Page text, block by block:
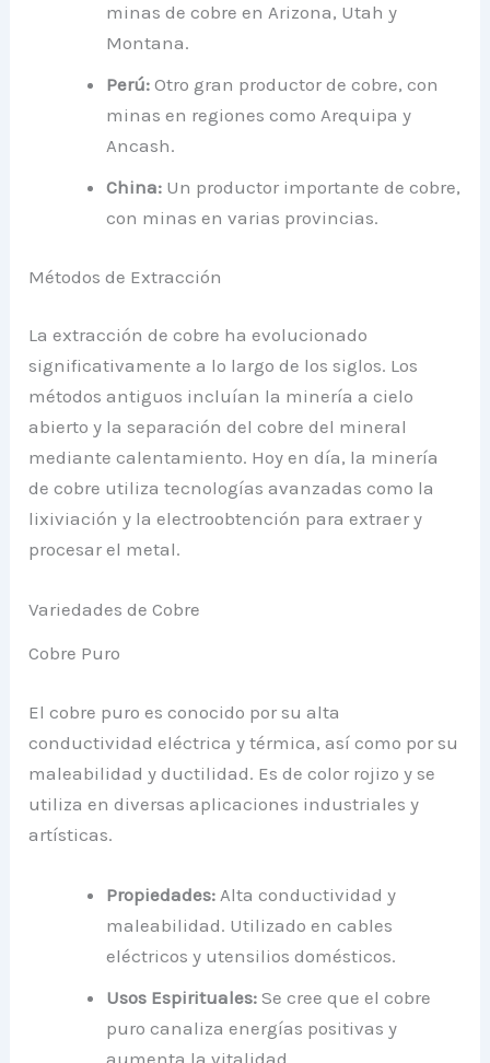
minas de cobre en Arizona, Utah y
Montana.
Perú: Otro gran productor de cobre, con
minas en regiones como Arequipa y
Ancash.
China: Un productor importante de cobre,
con minas en varias provincias.
Métodos de Extracción
La extracción de cobre ha evolucionado
significativamente a lo largo de los siglos. Los
métodos antiguos incluían la minería a cielo
abierto y la separación del cobre del mineral
mediante calentamiento. Hoy en día, la minería
de cobre utiliza tecnologías avanzadas como la
lixiviación y la electroobtención para extraer y
procesar el metal.
Variedades de Cobre
Cobre Puro
El cobre puro es conocido por su alta
conductividad eléctrica y térmica, así como por su
maleabilidad y ductilidad. Es de color rojizo y se
utiliza en diversas aplicaciones industriales y
artísticas.
Propiedades: Alta conductividad y
maleabilidad. Utilizado en cables
eléctricos y utensilios domésticos.
Usos Espirituales: Se cree que el cobre
puro canaliza energías positivas y
aumenta la vitalidad.